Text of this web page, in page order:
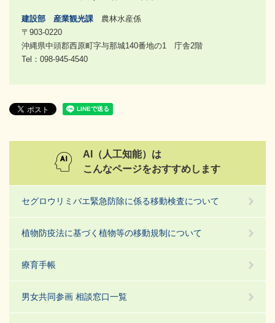
建設部 産業観光課
農林水産係
〒903-0220
沖縄県中頭郡西原町字与那城140番地の1 庁舎2階
Tel：098-945-4540
AI（人工知能）は
こんなページをおすすめします
セグロウリミバエ緊急防除に係る移動検査について
植物防疫法に基づく植物等の移動規制について
療育手帳
男女共同参画 相談窓口一覧